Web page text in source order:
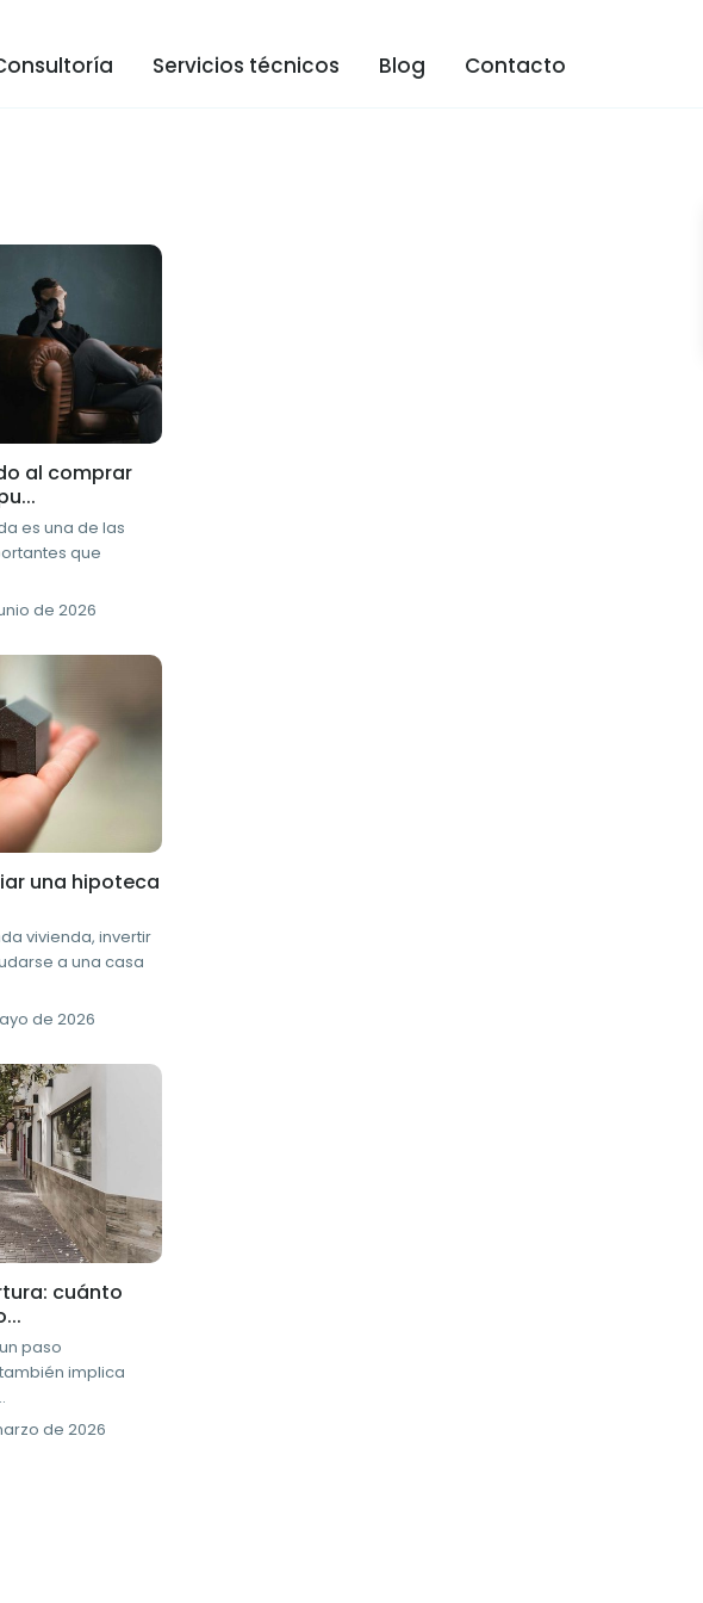
Servicios técnicos Blog Contacto
al comprar
es una de las
que
de 2026
una hipoteca
vivienda, invertir
a una casa
de 2026
cuánto
paso
implica
de 2026